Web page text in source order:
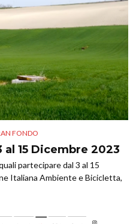
FONDO
al 15 Dicembre 2023
partecipare dal 3 al 15
Italiana Ambiente e Bicicletta,